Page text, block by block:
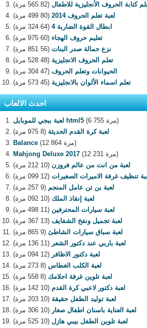
كتابة الحروف الأنجليزية للاطفال (82 565 مرة)
لعبة تعلم الحروف 2014
(80 499 مرة)
ابطال القوة الضاربة 4
(64 324 مرة)
تعليم حروف الهجاء (60 975 مرة)
نزع حمالة صدر البنات (56 851 مرة)
تعلم الحروف الانجليزية (48 528 مرة)
الحيوانات وتعلم الحروف (47 304 مرة)
تعلم اسماء الألوان بالانجليزية (45 573 مرة)
احدث الالعاب
لعبة ببجي للموبايل html5
(6 755 مرة)
لعبة كرة القدم الحديثة (8 975 مرة)
Balance
(12 864 مرة)
Mahjong Deluxe 2017
(12 231 مرة)
لعبة من انت من عالم فروزن (10 212 مرة)
تنظيف غرفة الاميرات الصغيرات (12 099 مرة)
لعبة بن تن عامل المنجم (9 257 مرة)
لعبة إنقاذ الملك (10 092 مرة)
لعبة سيارات المحترفين (11 498 مرة)
لعبة تجميل ونفخ الشفايف (13 367 مرة)
لعبة سباق سيارات الشاطئ (9 865 مرة)
لعبة باربي عند دكتور الشعر (11 136 مرة)
لعبة دكتور الاظافر (12 094 مرة)
لعبة الكلب الغطاس (8 273 مرة)
لعبة تلوين غرفة احلامك (8 558 مرة)
لعبة دكتور لاعبي كرة القدم (10 142 مرة)
لعبة توليد الطفل حقيقة (10 203 مرة)
لعبة العناية باسنان اطفال صغار (10 306 مرة)
لعبة تلوين الطفل بيبي هازل (10 525 مرة)